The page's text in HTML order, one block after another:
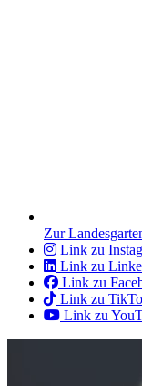
Zur
Link zu
Link zu
Link zu
Link zu
Link zu